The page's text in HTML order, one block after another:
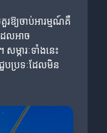
ឱ្យចាប់អារម្មណ៍គឺ
ែលអាច
ម្ភារៈទាំងនេះ
បប្រទៈដែលមិន